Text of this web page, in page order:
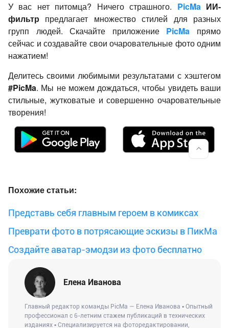
У вас нет питомца? Ничего страшного. PicMa ИИ-
фильтр предлагает множество стилей для разных
групп людей. Скачайте приложение PicMa прямо
сейчас и создавайте свои очаровательные фото одним
нажатием!
Делитесь своими любимыми результатами с хэштегом
#PicMa. Мы не можем дождаться, чтобы увидеть ваши
стильные, жутковатые и совершенно очаровательные
творения!
Похожие статьи:
Представь себя главным героем в комиксах
Преврати фото в потрясающие эскизы в ПикМа
Создайте аватар-эмодзи из фото бесплатно
Елена Иванова
Главный редактор команды PicMa — Елена Иванова ▪ Опытный
профессионал с 6-летним стажем публикаций в технических
изданиях ▪ Специализируется на фоторедактировании,